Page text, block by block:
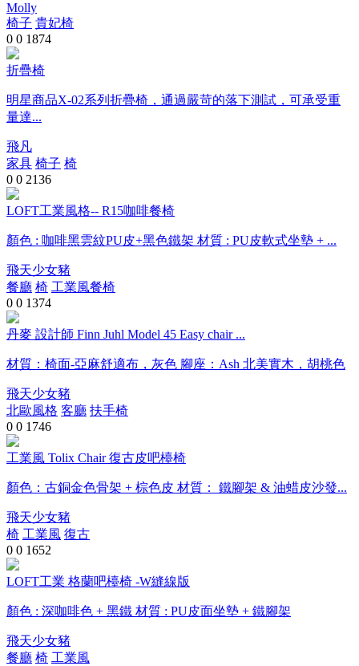
Molly
椅子 貴妃椅
0 0 1874
折疊椅
明星商品X-02系列折疊椅，通過嚴苛的落下測試，可承受重
量達...
飛凡
家具 椅子 椅
0 0 2136
LOFT工業風格-- R15咖啡餐椅
顏色 : 咖啡黑雲紋PU皮+黑色鐵架 材質 : PU皮軟式坐墊 + ...
飛天少女豬
餐廳 椅 工業風餐椅
0 0 1374
丹麥 設計師 Finn Juhl Model 45 Easy chair ...
材質：椅面-亞麻舒適布，灰色 腳座：Ash 北美實木，胡桃色
飛天少女豬
北歐風格 客廳 扶手椅
0 0 1746
工業風 Tolix Chair 復古皮吧檯椅
顏色：古銅金色骨架 + 棕色皮 材質： 鐵腳架 & 油蜡皮沙發...
飛天少女豬
椅 工業風 復古
0 0 1652
LOFT工業 格蘭吧檯椅 -W縫線版
顏色 : 深咖啡色 + 黑鐵 材質 : PU皮面坐墊 + 鐵腳架
飛天少女豬
餐廳 椅 工業風